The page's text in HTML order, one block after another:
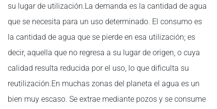
su lugar de utilización.La demanda es la cantidad de agua
que se necesita para un uso determinado. El consumo es
la cantidad de agua que se pierde en esa utilización; es
decir, aquella que no regresa a su lugar de origen, o cuya
calidad resulta reducida por el uso, lo que dificulta su
reutilización.En muchas zonas del planeta el agua es un
bien muy escaso. Se extrae mediante pozos y se consume